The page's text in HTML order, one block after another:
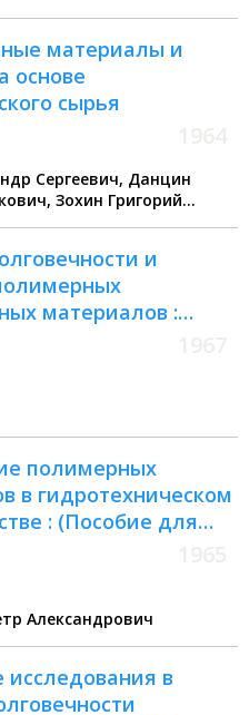
1967
материалы и
основе
сырья
Данцин
Григорий
и
материалов :
полимерных
в гидротехническом
: (Пособие для
Александрович
исследования в